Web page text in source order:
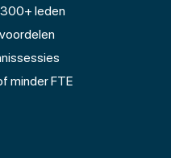
leden
minder FTE